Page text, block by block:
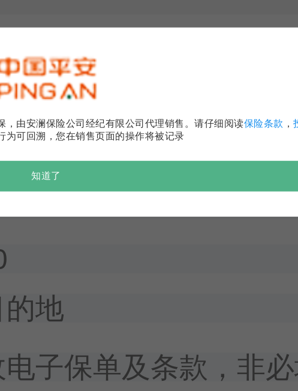
由安澜保险公司经纪有限公司代理销售。请仔细阅读保险条款 ，
为可回溯，您在销售页面的操作将被记录
知道了
岁